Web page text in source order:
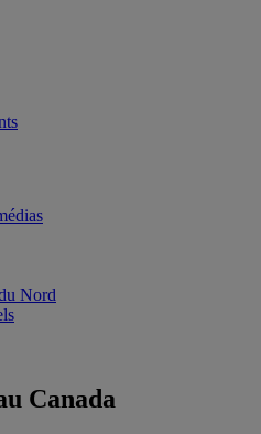
Nord
Canada